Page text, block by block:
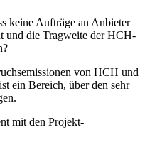
keine Aufträge an Anbieter
und die Tragweite der HCH-
von HCH und
ein Bereich, über den sehr
mit den Projekt-